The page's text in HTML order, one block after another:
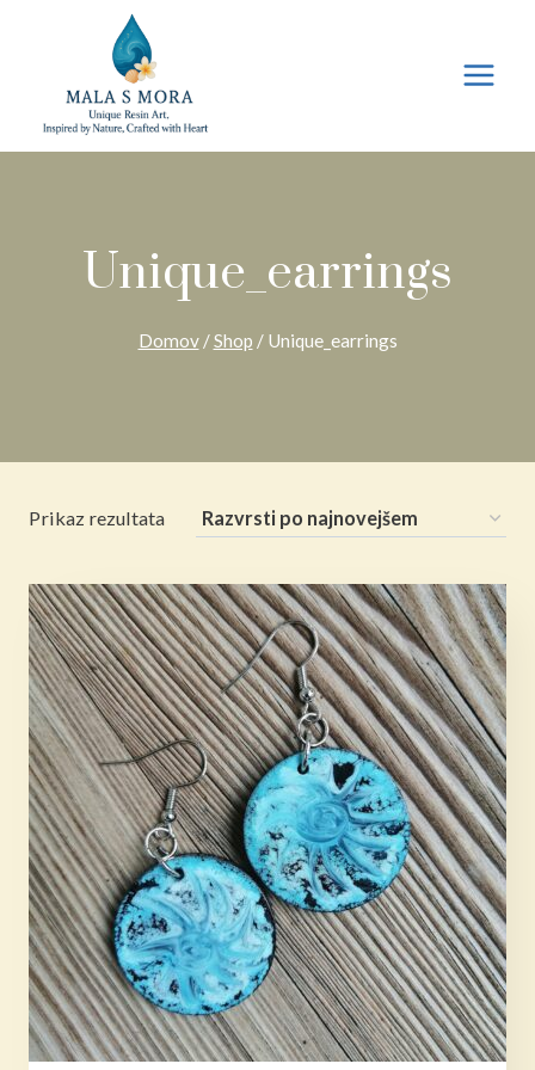
Unique_earrings
Domov /Shop / Unique_earrings
Prikaz rezultata